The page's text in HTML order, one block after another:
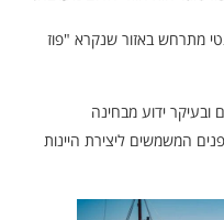
מתרחש באזור שנקרא "פוז
ידוע מבחינה
המשמשים ליצירת היינות